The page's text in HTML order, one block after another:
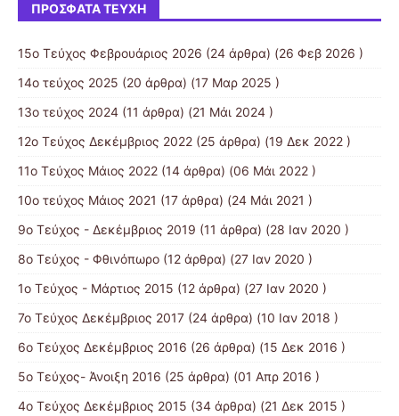
ΠΡΌΣΦΑΤΑ ΤΕΎΧΗ
15ο Τεύχος Φεβρουάριος 2026 (24 άρθρα) (26 Φεβ 2026 )
14ο τεύχος 2025 (20 άρθρα) (17 Μαρ 2025 )
13ο τεύχος 2024 (11 άρθρα) (21 Μάι 2024 )
12ο Τεύχος Δεκέμβριος 2022 (25 άρθρα) (19 Δεκ 2022 )
11ο Τεύχος Μάιος 2022 (14 άρθρα) (06 Μάι 2022 )
10o τεύχος Μάιος 2021 (17 άρθρα) (24 Μάι 2021 )
9ο Τεύχος - Δεκέμβριος 2019 (11 άρθρα) (28 Ιαν 2020 )
8ο Τεύχος - Φθινόπωρο (12 άρθρα) (27 Ιαν 2020 )
1ο Τεύχος - Μάρτιος 2015 (12 άρθρα) (27 Ιαν 2020 )
7ο Τεύχος Δεκέμβριος 2017 (24 άρθρα) (10 Ιαν 2018 )
6ο Τεύχος Δεκέμβριος 2016 (26 άρθρα) (15 Δεκ 2016 )
5ο Τεύχος- Άνοιξη 2016 (25 άρθρα) (01 Απρ 2016 )
4ο Τεύχος Δεκέμβριος 2015 (34 άρθρα) (21 Δεκ 2015 )